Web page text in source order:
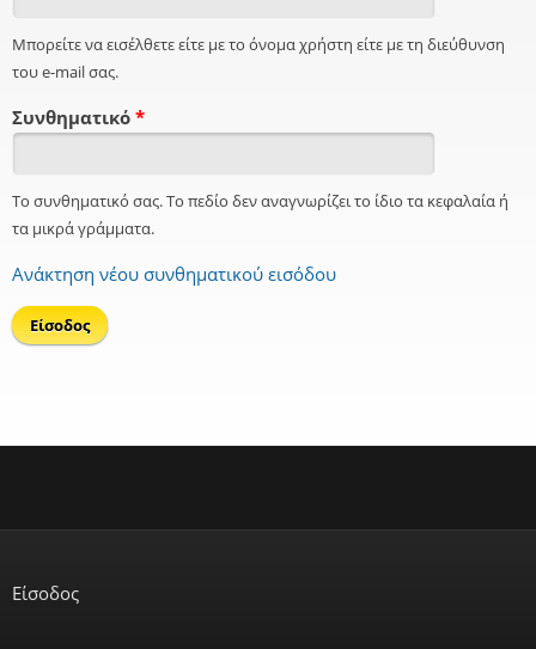
Μπορείτε να εισέλθετε είτε με το όνομα χρήστη είτε με τη διεύθυνση
του e-mail σας.
Συνθηματικό *
Το συνθηματικό σας. Το πεδίο δεν αναγνωρίζει το ίδιο τα κεφαλαία ή
τα μικρά γράμματα.
Ανάκτηση νέου συνθηματικού εισόδου
Είσοδος